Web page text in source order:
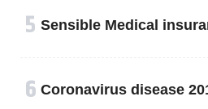
५ Sensible Medical
६ Coronavirus disease